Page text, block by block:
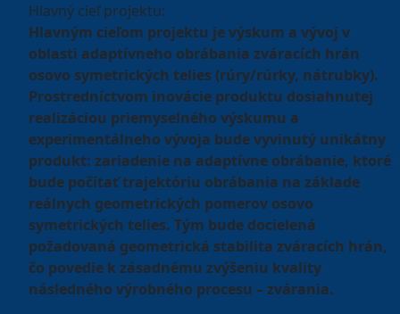
Hlavný cieľ projektu:
Hlavným cieľom projektu je výskum a vývoj v
oblasti adaptívneho obrábania zváracích hrán
osovo symetrických telies (rúry/rúrky, nátrubky).
Prostredníctvom inovácie produktu dosiahnutej
realizáciou priemyselného výskumu a
experimentálneho vývoja bude vyvinutý unikátny
produkt: zariadenie na adaptívne obrábanie, ktoré
bude počítať trajektóriu obrábania na základe
reálnych geometrických pomerov osovo
symetrických telies. Tým bude docielená
požadovaná geometrická stabilita zváracích hrán,
čo povedie k zásadnému zvýšeniu kvality
následného výrobného procesu – zvárania.